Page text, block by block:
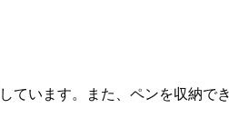
ています。また、ペンを収納で